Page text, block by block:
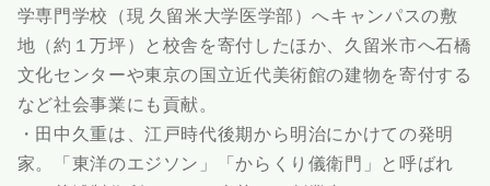
学専門学校（現 久留米大学医学部）へキャンパスの敷
地（約１万坪）と校舎を寄付したほか、久留米市へ石橋
文化センターや東京の国立近代美術館の建物を寄付する
など社会事業にも貢献。
・田中久重は、江戸時代後期から明治にかけての発明
家。「東洋のエジソン」「からくり儀衛門」と呼ばれ